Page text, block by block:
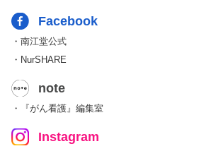
Facebook
・南江堂公式
・NurSHARE
note
・『がん看護』編集室
Instagram